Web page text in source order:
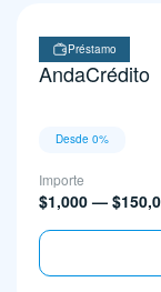
Préstamo
AndaCrédito
Desde 0%
Importe
$1,000 —